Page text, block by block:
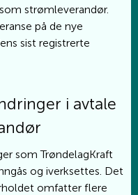
strømleverandør.
på de nye
sist registrerte
i avtale
som TrøndelagKraft
og iverksettes. Det
omfatter flere